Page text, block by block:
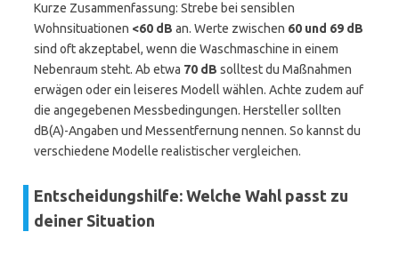
Kurze Zusammenfassung: Strebe bei sensiblen
Wohnsituationen <60 dB an. Werte zwischen 60 und 69 dB
sind oft akzeptabel, wenn die Waschmaschine in einem
Nebenraum steht. Ab etwa 70 dB solltest du Maßnahmen
erwägen oder ein leiseres Modell wählen. Achte zudem auf
die angegebenen Messbedingungen. Hersteller sollten
dB(A)-Angaben und Messentfernung nennen. So kannst du
verschiedene Modelle realistischer vergleichen.
Entscheidungshilfe: Welche Wahl passt zu
deiner Situation